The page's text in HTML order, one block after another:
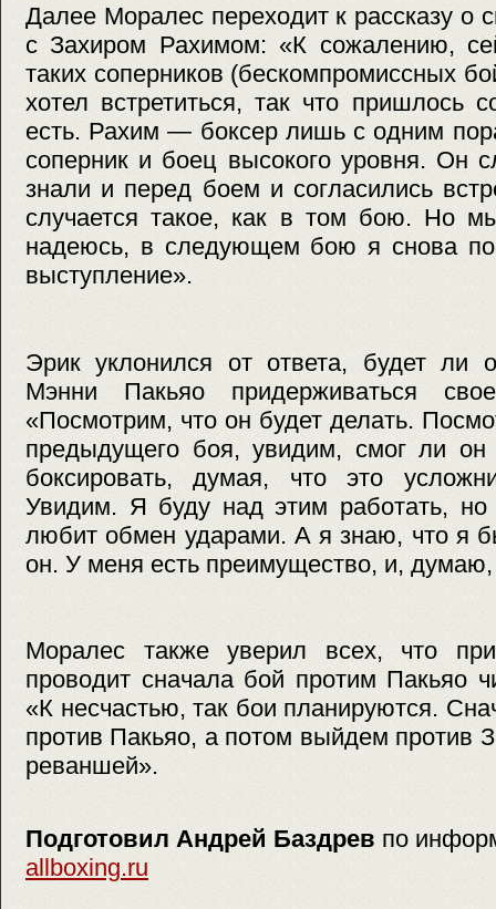
Далее Моралес переходит к рассказу о
с Захиром Рахимом: «К сожалению,
таких соперников (бескомпромиссных
хотел встретиться, так что пришлось
есть. Рахим — боксер лишь с одним
соперник и боец высокого уровня. Он
знали и перед боем и согласились
случается такое, как в том бою. Но
надеюсь, в следующем бою я снова
выступление».
Эрик уклонился от ответа, будет ли
Мэнни Пакьяо придерживаться
«Посмотрим, что он будет делать.
предыдущего боя, увидим, смог ли он
боксировать, думая, что это
Увидим. Я буду над этим работать,
любит обмен ударами. А я знаю, что я
он. У меня есть преимущество, и,
Моралес также уверил всех, что
проводит сначала бой протим Пакьяо
«К несчастью, так бои планируются.
против Пакьяо, а потом выйдем против
реваншей».
Подготовил Андрей Баздрев по
allboxing.ru